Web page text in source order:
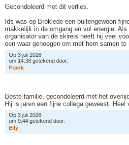
Gecondoleerd met dit verlies.
Ids was op Broklede een buitengewoon
makkelijk in de omgang en vol energie.
organisator van de skireis heeft hij veel
een waar genoegen om met hem samen te
Op 3 juli 2026
om 14:38 getekend door:
Fran k
Beste familie, gecondoleerd met het
Hij is jaren een fijne collega geweest. Heel
Op 3 juli 2026
om 9:44 getekend door:
E y